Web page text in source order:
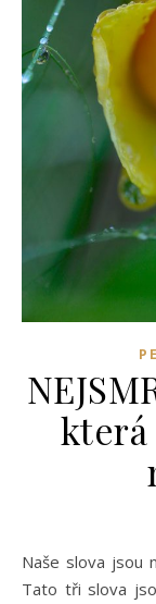
Naše slova jsou nástroje k utváření reality pro naši mysl.
Tato tři slova